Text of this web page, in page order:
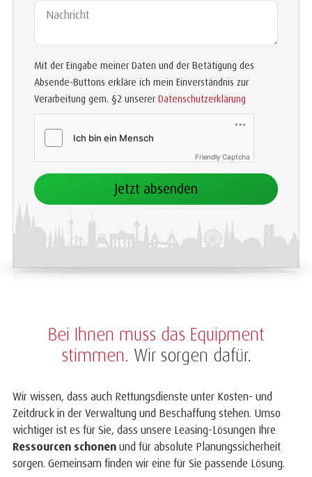
Nachricht
Mit der Eingabe meiner Daten und der Betätigung des
Absende-Buttons erkläre ich mein Einverständnis zur
Verarbeitung gem. §2 unserer Datenschutzerklärung
Friendly Captcha
Jetzt absenden
Bei Ihnen muss das Equipment
stimmen. Wir sorgen dafür.
Wir wissen, dass auch Rettungsdienste unter Kosten- und
Zeitdruck in der Verwaltung und Beschaffung stehen. Umso
wichtiger ist es für Sie, dass unsere Leasing-Lösungen Ihre
Ressourcen schonen und für absolute Planungssicherheit
sorgen. Gemeinsam finden wir eine für Sie passende Lösung.